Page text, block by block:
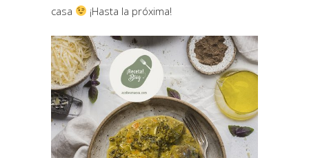
casa
¡Hasta la próxima!